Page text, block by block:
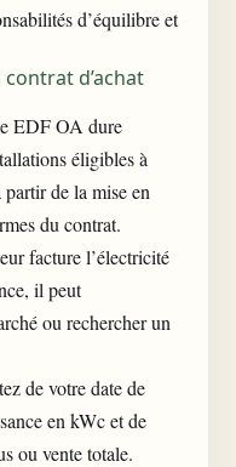
d’équilibre et
d’achat
EDF OA dure
éligibles à
de la mise en
du contrat.
facture l’électricité
il peut
ou rechercher un
de votre date de
en kWc et de
ou vente totale.